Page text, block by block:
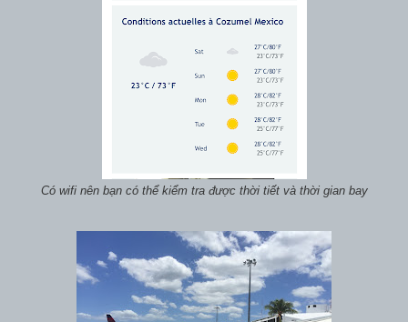
Có wifi nên bạn có thể kiểm tra được thời tiết và thời gian bay